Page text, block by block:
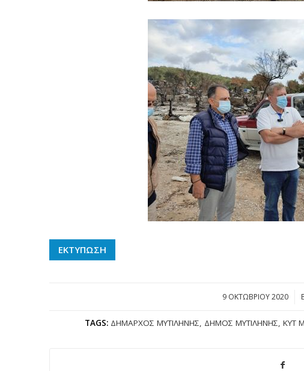
ΕΚΤΥΠΩΣΗ
9 ΟΚΤΩΒΡΊΟΥ 2020
/
TAGS: ΔΉΜΑΡΧΟΣ ΜΥΤΙΛΉΝΗΣ, ΔΉΜΟΣ ΜΥΤΙΛΉΝΗΣ, ΚΥΤ